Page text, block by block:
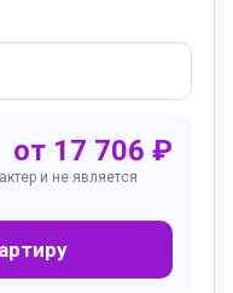
от 17 706 ₽
и не является